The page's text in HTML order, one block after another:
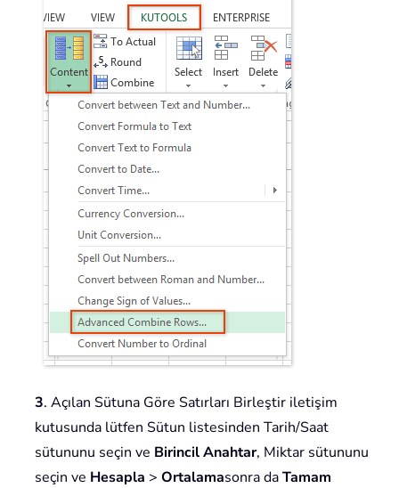
3. Açılan Sütuna Göre Satırları Birleştir iletişim
kutusunda lütfen Sütun listesinden Tarih/Saat
sütununu seçin ve Birincil Anahtar, Miktar sütununu
seçin ve Hesapla > Ortalamasonra daTamam